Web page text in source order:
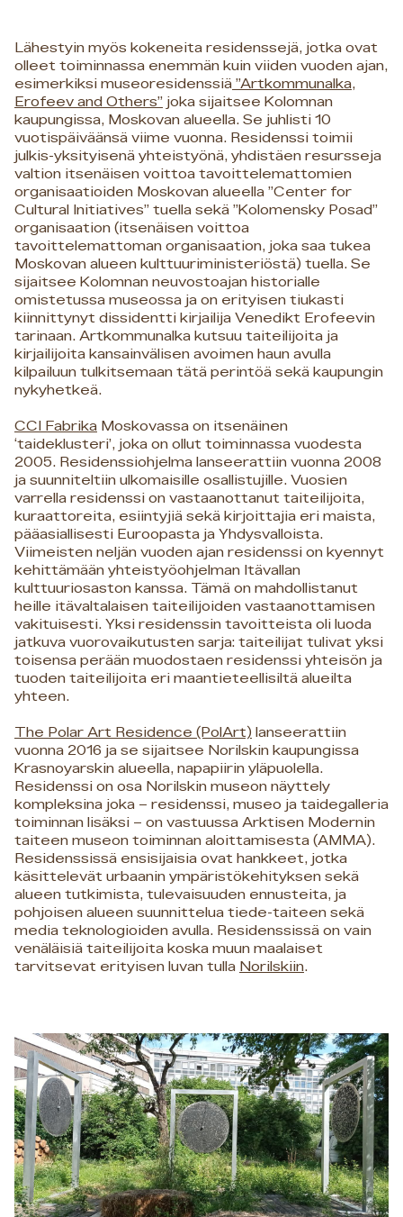
Lähestyin myös kokeneita residenssejä, jotka ovat
olleet toiminnassa enemmän kuin viiden vuoden ajan,
esimerkiksi museoresidenssiä ”Artkommunalka,
Erofeev and Others” joka sijaitsee Kolomnan
kaupungissa, Moskovan alueella. Se juhlisti 10
vuotispäiväänsä viime vuonna. Residenssi toimii
julkis-yksityisenä yhteistyönä, yhdistäen resursseja
valtion itsenäisen voittoa tavoittelemattomien
organisaatioiden Moskovan alueella ”Center for
Cultural Initiatives” tuella sekä ”Kolomensky Posad”
organisaation (itsenäisen voittoa
tavoittelemattoman organisaation, joka saa tukea
Moskovan alueen kulttuuriministeriöstä) tuella. Se
sijaitsee Kolomnan neuvostoajan historialle
omistetussa museossa ja on erityisen tiukasti
kiinnittynyt dissidentti kirjailija Venedikt Erofeevin
tarinaan. Artkommunalka kutsuu taiteilijoita ja
kirjailijoita kansainvälisen avoimen haun avulla
kilpailuun tulkitsemaan tätä perintöä sekä kaupungin
nykyhetkeä.
CCI Fabrika Moskovassa on itsenäinen
‘taideklusteri’, joka on ollut toiminnassa vuodesta
2005. Residenssiohjelma lanseerattiin vuonna 2008
ja suunniteltiin ulkomaisille osallistujille. Vuosien
varrella residenssi on vastaanottanut taiteilijoita,
kuraattoreita, esiintyjiä sekä kirjoittajia eri maista,
pääasiallisesti Euroopasta ja Yhdysvalloista.
Viimeisten neljän vuoden ajan residenssi on kyennyt
kehittämään yhteistyöohjelman Itävallan
kulttuuriosaston kanssa. Tämä on mahdollistanut
heille itävaltalaisen taiteilijoiden vastaanottamisen
vakituisesti. Yksi residenssin tavoitteista oli luoda
jatkuva vuorovaikutusten sarja: taiteilijat tulivat yksi
toisensa perään muodostaen residenssi yhteisön ja
tuoden taiteilijoita eri maantieteellisiltä alueilta
yhteen.
The Polar Art Residence (PolArt) lanseerattiin
vuonna 2016 ja se sijaitsee Norilskin kaupungissa
Krasnoyarskin alueella, napapiirin yläpuolella.
Residenssi on osa Norilskin museon näyttely
kompleksina joka – residenssi, museo ja taidegalleria
toiminnan lisäksi – on vastuussa Arktisen Modernin
taiteen museon toiminnan aloittamisesta (AMMA).
Residenssissä ensisijaisia ovat hankkeet, jotka
käsittelevät urbaanin ympäristökehityksen sekä
alueen tutkimista, tulevaisuuden ennusteita, ja
pohjoisen alueen suunnittelua tiede-taiteen sekä
media teknologioiden avulla. Residenssissä on vain
venäläisiä taiteilijoita koska muun maalaiset
tarvitsevat erityisen luvan tulla Norilskiin.